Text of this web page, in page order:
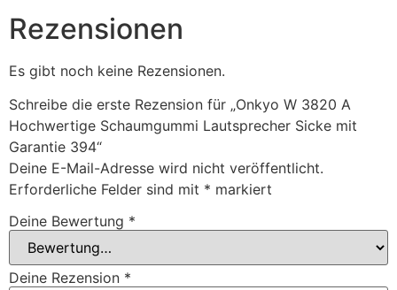
Rezensionen
Es gibt noch keine Rezensionen.
Schreibe die erste Rezension für „Onkyo W 3820 A
Hochwertige Schaumgummi Lautsprecher Sicke mit
Garantie 394“
Deine E-Mail-Adresse wird nicht veröffentlicht.
Erforderliche Felder sind mit * markiert
Deine Bewertung *
Deine Rezension *